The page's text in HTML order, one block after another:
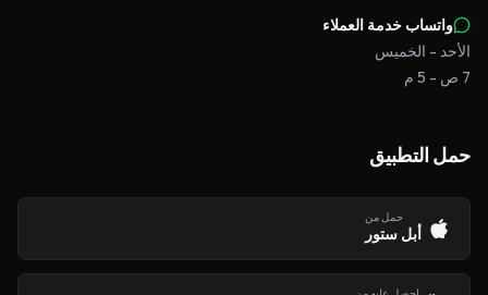
واتساب خدمة العملاء
الأحد - الخميس
7 ص - 5 م
حمل التطبيق
حمل من
أبل ستور